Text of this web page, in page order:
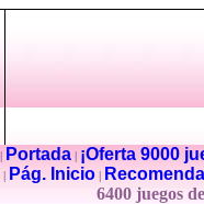
Portada|
¡Oferta 9000
Pág. Inicio
6400 juegos